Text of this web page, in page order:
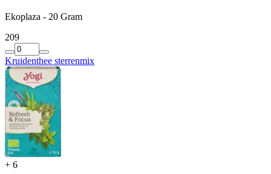
Ekoplaza - 20 Gram
209
Kruidenthee sterrenmix
+ 6